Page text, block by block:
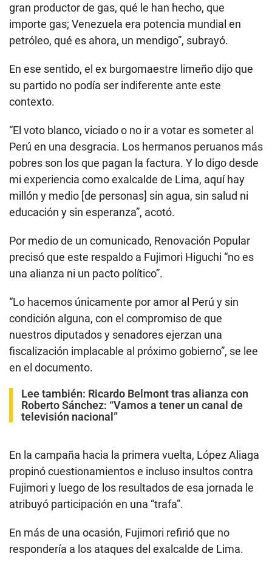
gran productor de gas, qué le han hecho, que
importe gas; Venezuela era potencia mundial en
petróleo, qué es ahora, un mendigo”, subrayó.
En ese sentido, el ex burgomaestre limeño dijo que
su partido no podía ser indiferente ante este
contexto.
“El voto blanco, viciado o no ir a votar es someter al
Perú en una desgracia. Los hermanos peruanos más
pobres son los que pagan la factura. Y lo digo desde
mi experiencia como exalcalde de Lima, aquí hay
millón y medio [de personas] sin agua, sin salud ni
educación y sin esperanza”, acotó.
Por medio de un comunicado, Renovación Popular
precisó que este respaldo a Fujimori Higuchi “no es
una alianza ni un pacto político”.
“Lo hacemos únicamente por amor al Perú y sin
condición alguna, con el compromiso de que
nuestros diputados y senadores ejerzan una
fiscalización implacable al próximo gobierno”, se lee
en el documento.
Lee también: Ricardo Belmont tras alianza con
Roberto Sánchez: “Vamos a tener un canal de
televisión nacional”
En la campaña hacia la primera vuelta, López Aliaga
propinó cuestionamientos e incluso insultos contra
Fujimori y luego de los resultados de esa jornada le
atribuyó participación en una “trafa”.
En más de una ocasión, Fujimori refirió que no
respondería a los ataques del exalcalde de Lima.